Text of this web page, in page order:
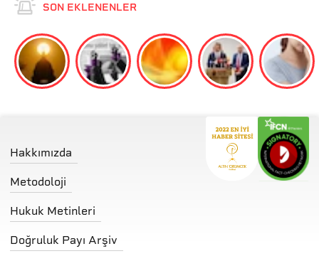
SON EKLENENLER
Hakkımızda
Metodoloji
Hukuk Metinleri
Doğruluk Payı Arşiv